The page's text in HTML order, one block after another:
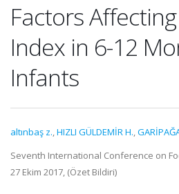
Factors
Index in 6-12
Infants
altınbaş z.,HIZLI GÜLDEMİR H.,
Seventh International Conference on
27 Ekim 2017, (Özet Bildiri)